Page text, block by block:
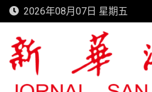
Skip
to
content
2026年08月07日 星期五